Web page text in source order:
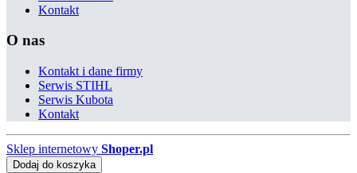
Kontakt
O nas
Kontakt i dane firmy
Serwis STIHL
Serwis Kubota
Kontakt
Sklep internetowy Shoper.pl
Dodaj do koszyka